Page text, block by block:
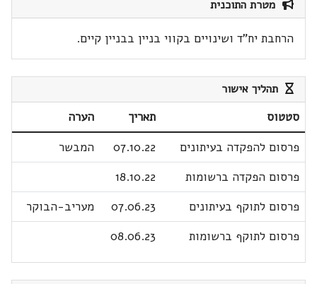
מטרת התוכנית
הרחבת יח"ד ושינויים בקווי בניין בבניין קיים.
תהליך אישור
סטטוס תאריך
הערה
פרסום להפקדה בעיתונים
07.10.22
המבשר
פרסום הפקדה ברשומות
18.10.22
פרסום לתוקף בעיתונים
07.06.23
מעריב-הבוקר
פרסום לתוקף ברשומות
08.06.23